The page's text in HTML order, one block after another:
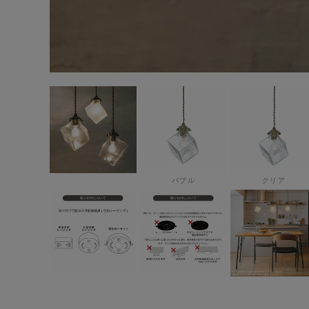
バブル クリア